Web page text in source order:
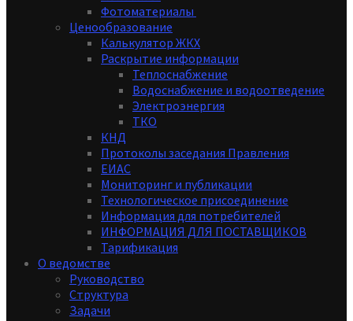
Фотоматериалы
Ценообразование
Калькулятор ЖКХ
Раскрытие информации
Теплоснабжение
Водоснабжение и водоотведение
Электроэнергия
ТКО
КНД
Протоколы заседания Правления
ЕИАС
Мониторинг и публикации
Технологическое присоединение
Информация для потребителей
ИНФОРМАЦИЯ ДЛЯ ПОСТАВЩИКОВ
Тарификация
О ведомстве
Руководство
Структура
Задачи